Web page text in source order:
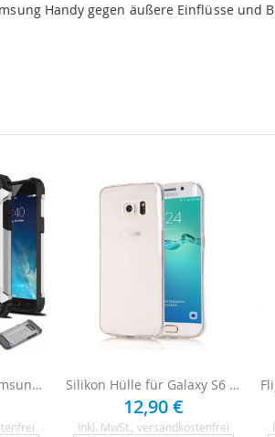
Handy gegen äußere Einflüsse und
Outdoor Hülle für Samsung Galaxy S6 Silikon Hülle für Galaxy S6 - Transparent
12,90 €
Inkl. MwSt. , versandkostenfrei